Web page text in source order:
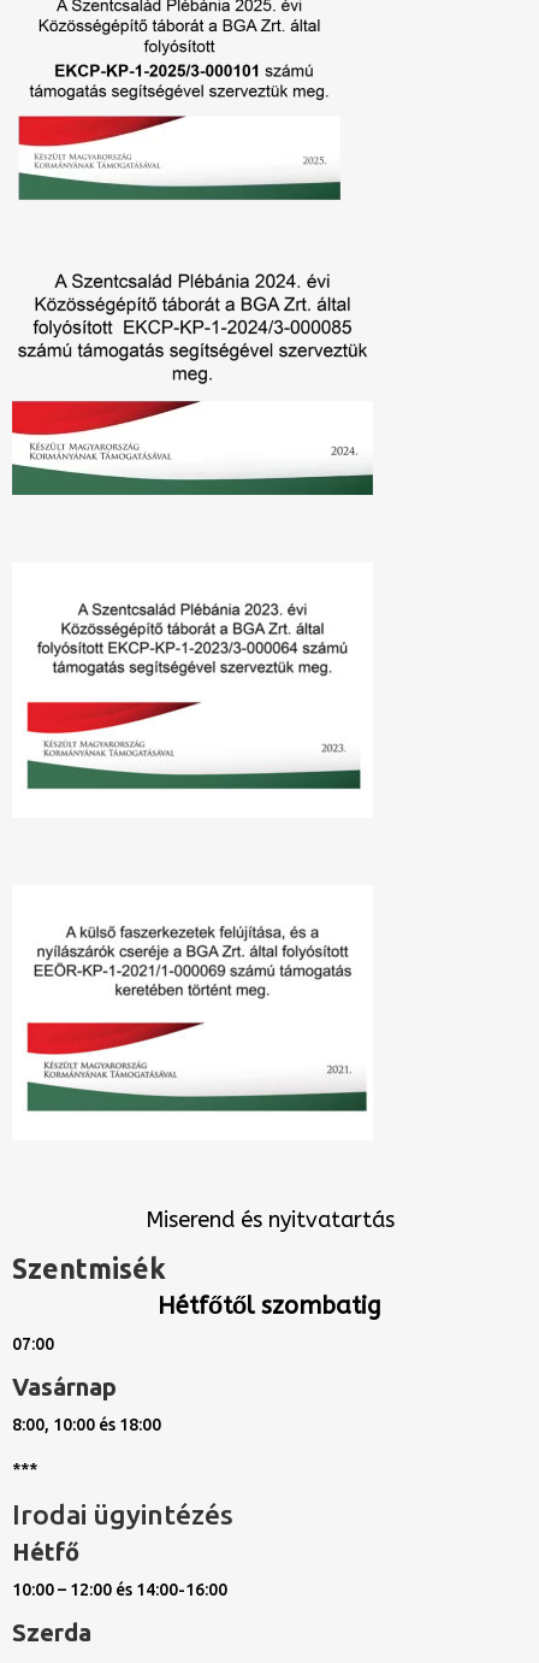
Miserend és nyitvatartás
Szentmisék
Hétfőtől szombatig
07:00
Vasárnap
8:00, 10:00 és 18:00
***
Irodai ügyintézés
Hétfő
10:00 – 12:00 és 14:00-16:00
Szerda